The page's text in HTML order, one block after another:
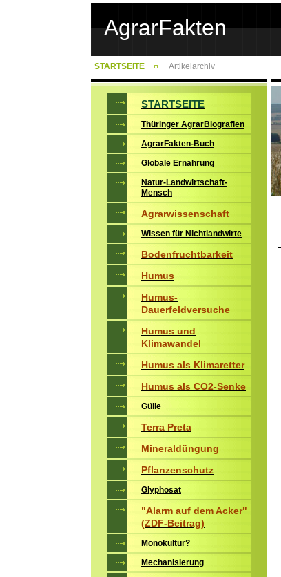
AgrarFakten
STARTSEITE Artikelarchiv
STARTSEITE
Thüringer AgrarBiografien
AgrarFakten-Buch
Globale Ernährung
Natur-Landwirtschaft-
Mensch
Agrarwissenschaft
Wissen für Nichtlandwirte
Bodenfruchtbarkeit
Humus
Humus-
Dauerfeldversuche
Humus und
Klimawandel
Humus als Klimaretter
Humus als CO2-Senke
Gülle
Terra Preta
Mineraldüngung
Pflanzenschutz
Glyphosat
"Alarm auf dem Acker"
(ZDF-Beitrag)
Monokultur?
Mechanisierung